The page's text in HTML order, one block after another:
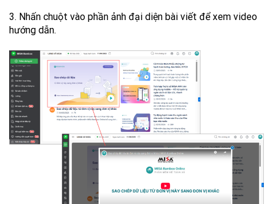
3. Nhấn chuột vào phần ảnh đại diện bài viết để xem video
hướng dẫn.